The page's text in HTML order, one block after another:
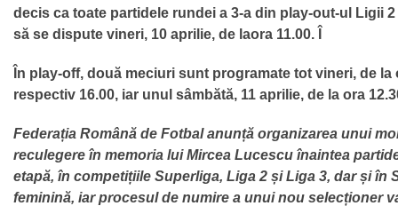
decis ca toate partidele rundei a 3-a din play-out-ul Ligii
să se dispute vineri, 10 aprilie, de laora 11.00. Î
În play-off, două meciuri sunt programate tot vineri, de la
respectiv 16.00, iar unul sâmbătă, 11 aprilie, de la ora
Federația Română de Fotbal anunță organizarea unui
reculegere în memoria lui Mircea Lucescu înaintea
etapă, în competițiile Superliga, Liga 2 și Liga 3, dar și în
feminină, iar procesul de numire a unui nou selecționer